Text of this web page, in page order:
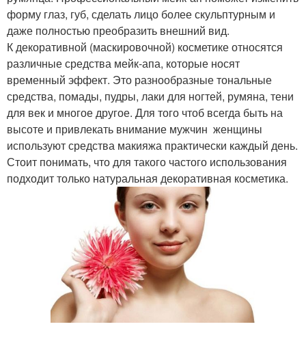
форму глаз, губ, сделать лицо более скульптурным и
даже полностью преобразить внешний вид.
К декоративной (маскировочной) косметике относятся
различные средства мейк-апа, которые носят
временный эффект. Это разнообразные тональные
средства, помады, пудры, лаки для ногтей, румяна, тени
для век и многое другое. Для того чтоб всегда быть на
высоте и привлекать внимание мужчин женщины
используют средства макияжа практически каждый день.
Стоит понимать, что для такого частого использования
подходит только натуральная декоративная косметика.